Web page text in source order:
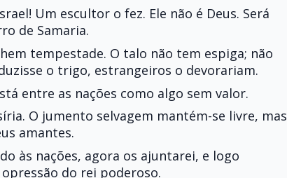
Um escultor o fez. Ele não é Deus. Será
de Samaria.
tempestade. O talo não tem espiga; não
o trigo, estrangeiros o devorariam.
entre as nações como algo sem valor.
O jumento selvagem mantém-se livre, mas
amantes.
às nações, agora os ajuntarei, e logo
do rei poderoso.